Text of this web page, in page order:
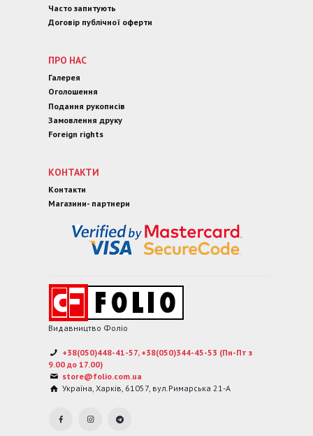
Часто запитують
Договір публічної оферти
ПРО НАС
Галерея
Оголошення
Подання рукописів
Замовлення друку
Foreign rights
КОНТАКТИ
Контакти
Магазини- партнери
Видавництво Фоліо
+38(050)448-41-57, +38(050)344-45-53 (Пн-Пт з
9.00 до 17.00)
store@folio.com.ua
Україна, Харків, 61057, вул.Римарська 21-А